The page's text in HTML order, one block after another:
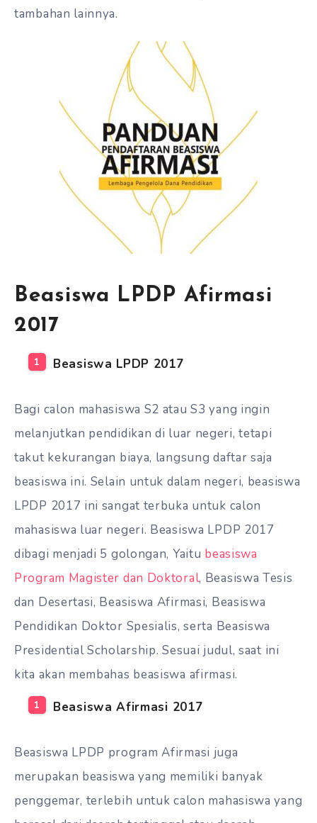
tambahan lainnya.
Beasiswa LPDP Afirmasi
2017
Beasiswa LPDP 2017
Bagi calon mahasiswa S2 atau S3 yang ingin
melanjutkan pendidikan di luar negeri, tetapi
takut kekurangan biaya, langsung daftar saja
beasiswa ini. Selain untuk dalam negeri, beasiswa
LPDP 2017 ini sangat terbuka untuk calon
mahasiswa luar negeri. Beasiswa LPDP 2017
dibagi menjadi 5 golongan, Yaitu beasiswa
Program Magister dan Doktoral, Beasiswa Tesis
dan Desertasi, Beasiswa Afirmasi, Beasiswa
Pendidikan Doktor Spesialis, serta Beasiswa
Presidential Scholarship. Sesuai judul, saat ini
kita akan membahas beasiswa afirmasi.
Beasiswa Afirmasi 2017
Beasiswa LPDP program Afirmasi juga
merupakan beasiswa yang memiliki banyak
penggemar, terlebih untuk calon mahasiswa yang